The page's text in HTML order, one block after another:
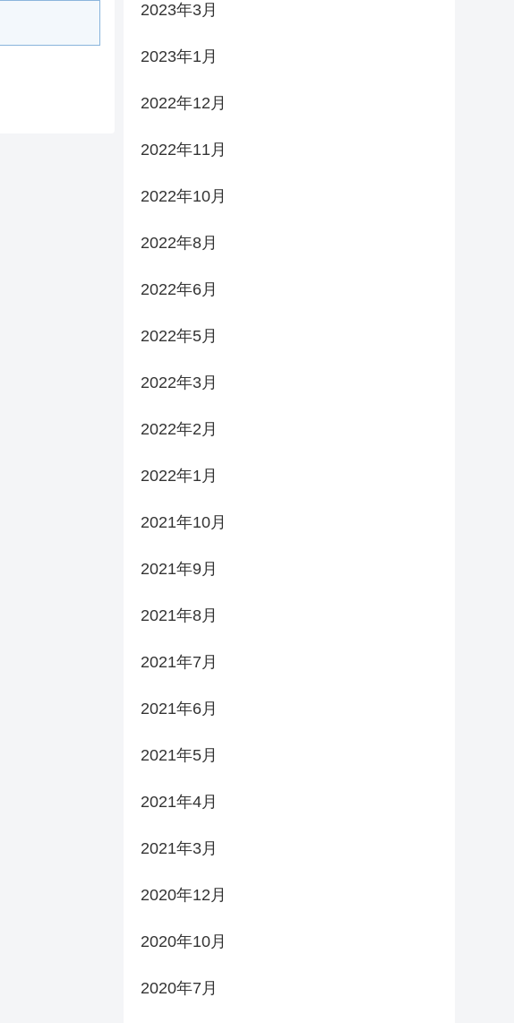
2023年3月
2023年1月
2022年12月
2022年11月
2022年10月
2022年8月
2022年6月
2022年5月
2022年3月
2022年2月
2022年1月
2021年10月
2021年9月
2021年8月
2021年7月
2021年6月
2021年5月
2021年4月
2021年3月
2020年12月
2020年10月
2020年7月